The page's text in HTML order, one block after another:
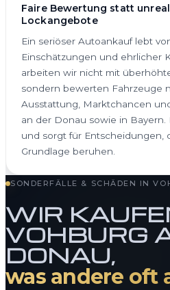
Faire Bewertung statt
Lockangebote
Ein seriöser Autoankauf lebt
Einschätzungen und ehrlicher
arbeiten wir nicht mit
sondern bewerten Fahrzeuge
Ausstattung, Marktchancen
an der Donau sowie in Bayern.
und sorgt für Entscheidungen,
Grundlage beruhen.
SONDERFÄLLE & SCHÄDEN IN
WIR
VOHBURG
DONAU,
was andere oft